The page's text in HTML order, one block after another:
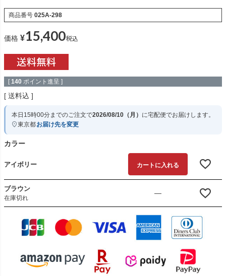
商品番号 025A-298
価格 ¥15,400税込
[ 140 ポイント進呈 ]
送料込
本日 15時00分までのご注文で2026/08/10（月） に宅配便でお届けします。
東京都お届け先を変更
カラー
アイボリー カートに入れる
ブラウン
在庫切れ
—